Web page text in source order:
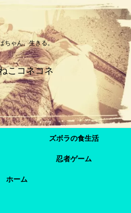
ちゃん、生きる。
こコネコネ
ズボラの食生活
忍者ゲーム
ホーム